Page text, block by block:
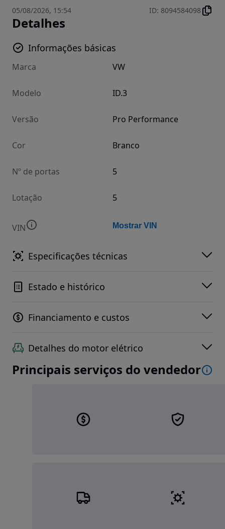
05/08/2026, 15:54 ID: 8094584098
Detalhes
Informações básicas
Marca VW
Modelo ID.3
Versão Pro Performance
Cor Branco
Nº de portas 5
Lotação 5
VIN Mostrar VIN
Especificações técnicas
Estado e histórico
Financiamento e custos
Detalhes do motor elétrico
Principais serviços do vendedor